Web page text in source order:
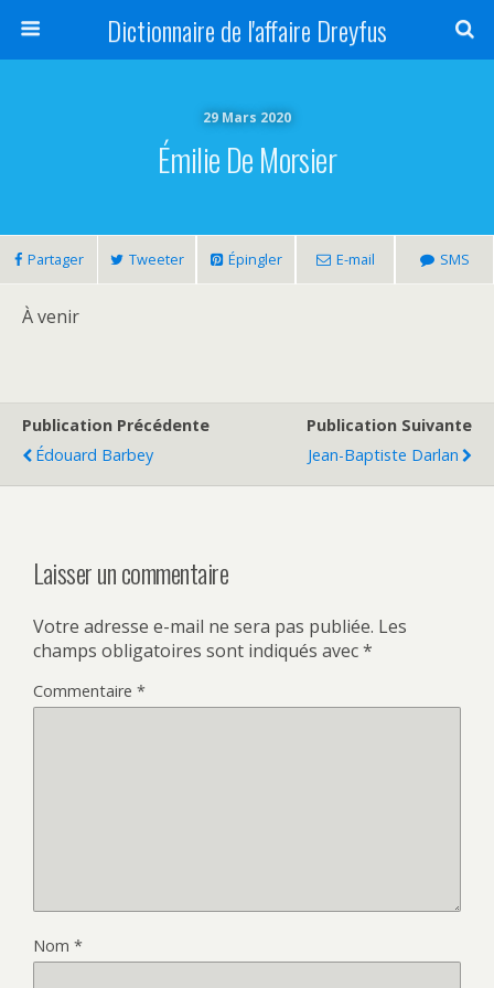
Dictionnaire de l'affaire Dreyfus
29 Mars 2020
Émilie De Morsier
Partager Tweeter Épingler E-mail SMS
À venir
Publication Précédente
Édouard Barbey
Publication Suivante
Jean-Baptiste Darlan
Laisser un commentaire
Votre adresse e-mail ne sera pas publiée. Les
champs obligatoires sont indiqués avec*
Commentaire *
Nom *